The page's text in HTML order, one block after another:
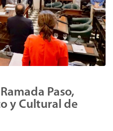
Paso,
y Cultural de